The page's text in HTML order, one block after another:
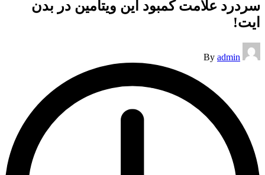
سردرد علامت کمبود این ویتامین در بدن
ایت!
Posted
by
By admin